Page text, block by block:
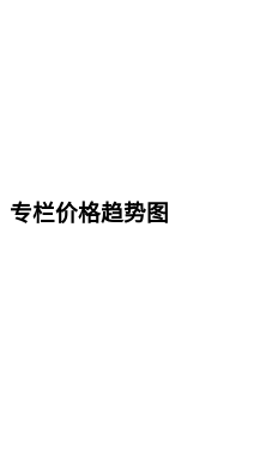
专栏价格趋势图